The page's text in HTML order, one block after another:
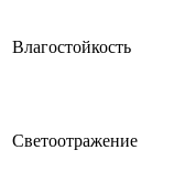
Влагостойкость
Светоотражение